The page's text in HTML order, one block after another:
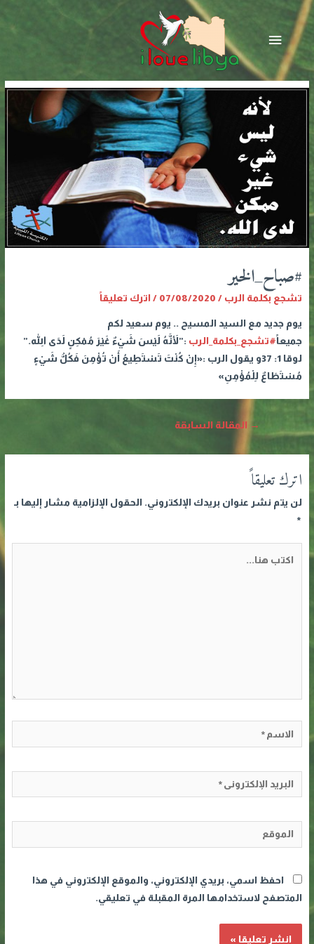
القائمة
الرئيسية
#صباح_الخير
تشجع بكلمة الرب/
07/08/2020
/ اترك تعليقاً
يوم جديد مع السيد المسيح .. يوم سعيد لكم
جميعاً#تشجع_بكلمة_الرب:”لأَنَّهُ لَيْسَ شَيْءٌ غَيْرَ مُمْكِنٍ لَدَى اللهِ.”
لوقا 1: 37و يقول الرب :«إِنْ كُنْتَ تَسْتَطِيعُ أَنْ تُؤْمِنَ فَكُلُّ شَيْءٍ
مُسْتَطَاعٌ لِلْمُؤْمِنِ»
المقالات
→ المقالة السابقة
اترك تعليقاً
لن يتم نشر عنوان بريدك الإلكتروني.
الحقول الإلزامية مشار إليها بـ
*
الاسم*
البريد
الإلكتروني*
الموقع
احفظ اسمي، بريدي الإلكتروني، والموقع الإلكتروني في هذا
المتصفح لاستخدامها المرة المقبلة في تعليقي.